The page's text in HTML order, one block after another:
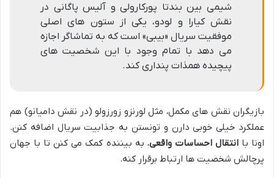
شیمی بین بندتا پورکارولی و آلیس پاگانی در
نقش کیارا و لودو، یکی از ستون های اصلی
موفقیت سریال «بیبی» است که به تماشاگر اجازه
می دهد با تمام وجود با این شخصیت های
پیچیده همذات پنداری کند.
بازیگران نقش های مکمل، مثل لورنزو زورزولو (در نقش دامیانو) هم
عملکرد خیلی خوبی دارن و تونستن به جذابیت سریال اضافه کنن.
اونا باانتقال احساسات واقعی، به بیننده کمک می کنن تا با جهان
پرچالش شخصیت ها ارتباط برقرار کنه.